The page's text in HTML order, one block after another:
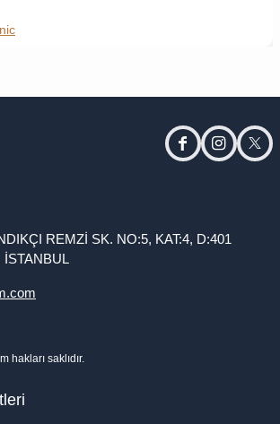
facebookinstagram
REMZİ SK. NO:5, KAT:4, D:401
İSTANBUL
hakları saklıdır.